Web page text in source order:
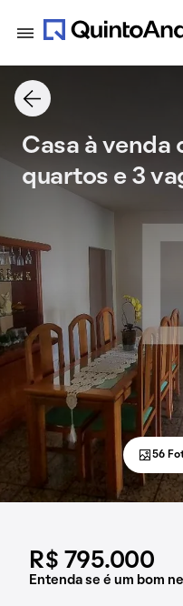
R$ 795.000
Entenda se é um bom
Casa à venda
quartos e 3
56